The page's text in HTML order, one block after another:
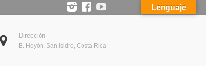
Dirección
B. Hoyón, San Isidro, Costa Rica
Lenguaje